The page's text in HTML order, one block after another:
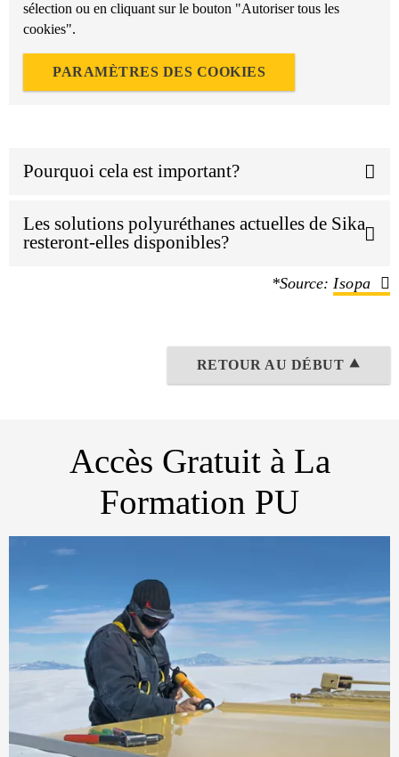
sélection ou en cliquant sur le bouton "Autoriser tous les
cookies".
PARAMÈTRES DES COOKIES
Pourquoi cela est important?
Les solutions polyuréthanes actuelles de Sika
resteront-elles disponibles?
*Source: Isopa
RETOUR AU DÉBUT ⯅
Accès Gratuit à La
Formation PU